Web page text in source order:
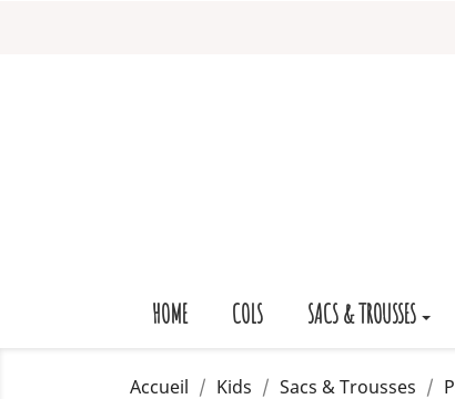
HOME COLS SACS & TROUSSES
Accueil Kids Sacs & Trousses